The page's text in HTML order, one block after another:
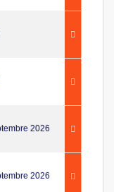
2026
2026